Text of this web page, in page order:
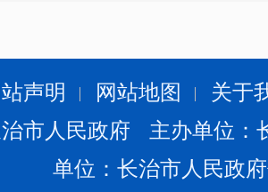
险程度、监督抽验、不良事件监测、产
指导全市医疗器械经营分级监管工作，
声明 网站地图
关于
治市人民政府 主办单位
单位：长治市人民政